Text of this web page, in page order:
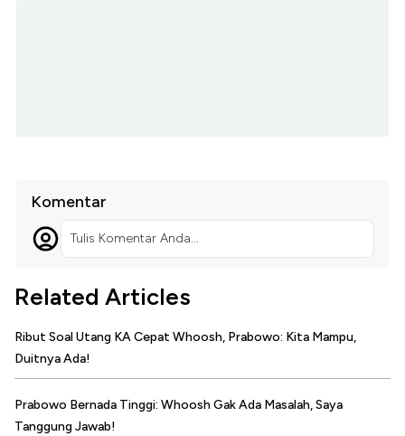
Komentar
Tulis Komentar Anda...
Related Articles
Ribut Soal Utang KA Cepat Whoosh, Prabowo: Kita Mampu,
Duitnya Ada!
Prabowo Bernada Tinggi: Whoosh Gak Ada Masalah, Saya
Tanggung Jawab!